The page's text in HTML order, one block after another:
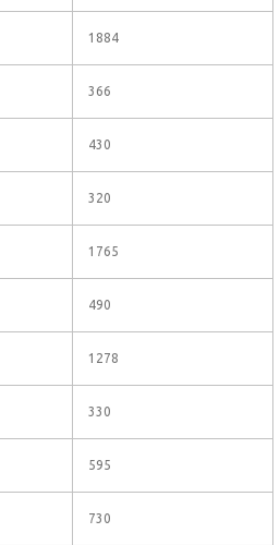
1884
366
430
320
1765
490
1278
330
595
730